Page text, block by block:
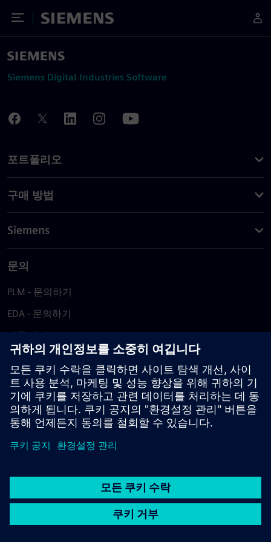
Toggle Menu
Siemens
Siemens Digital Industries Software
포트폴리오
구매 방법
Siemens
문의
PLM - 문의하기
EDA - 문의하기
각국 지사
지원 센터
피드백 제공
저작권침해 보고
© Siemens
2026
고발